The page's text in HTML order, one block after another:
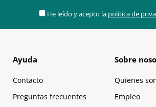
He leído y acepto la política de
Ayuda
Contacto
Preguntas frecuentes
Sobre
Quienes
Empleo